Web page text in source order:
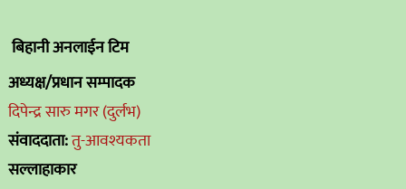
बिहानी अनलाईन टिम
अध्यक्ष/प्रधान सम्पादक
दिपेन्द्र सारु मगर (दुर्लभ)
संवाददाता:तु-आवश्यकता
सल्लाहाकार